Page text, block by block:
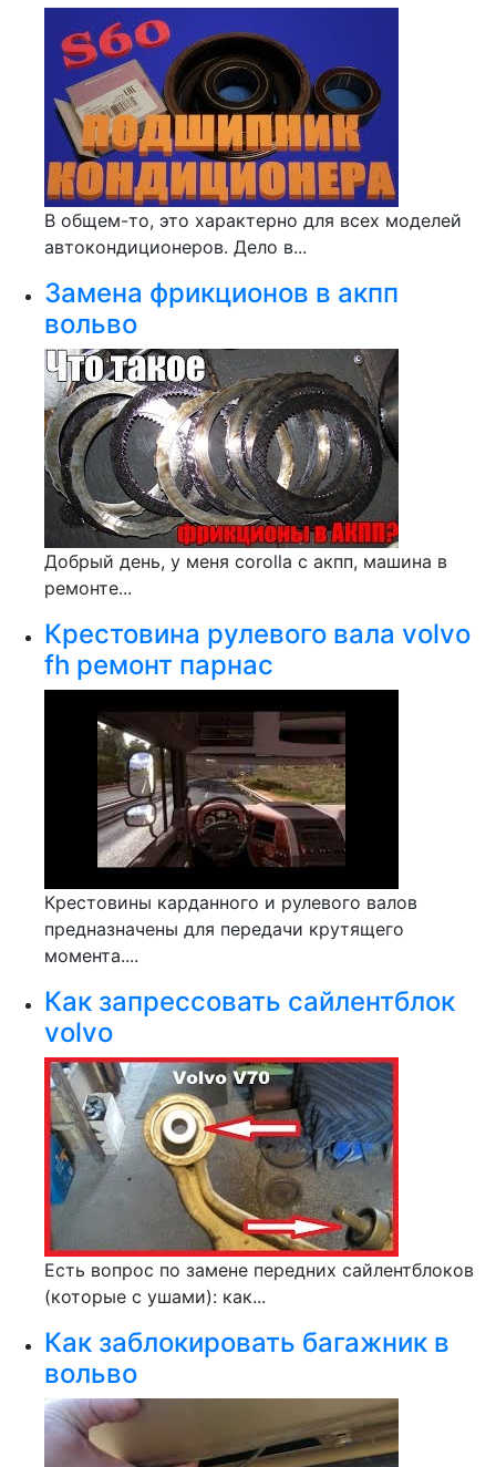
В общем-то, это характерно для всех моделей
автокондиционеров. Дело в...
Замена фрикционов в акпп
вольво
Добрый день, у меня corolla c акпп, машина в
ремонте...
Крестовина рулевого вала volvo
fh ремонт парнас
Крестовины карданного и рулевого валов
предназначены для передачи крутящего
момента....
Как запрессовать сайлентблок
volvo
Есть вопрос по замене передних сайлентблоков
(которые с ушами): как...
Как заблокировать багажник в
вольво